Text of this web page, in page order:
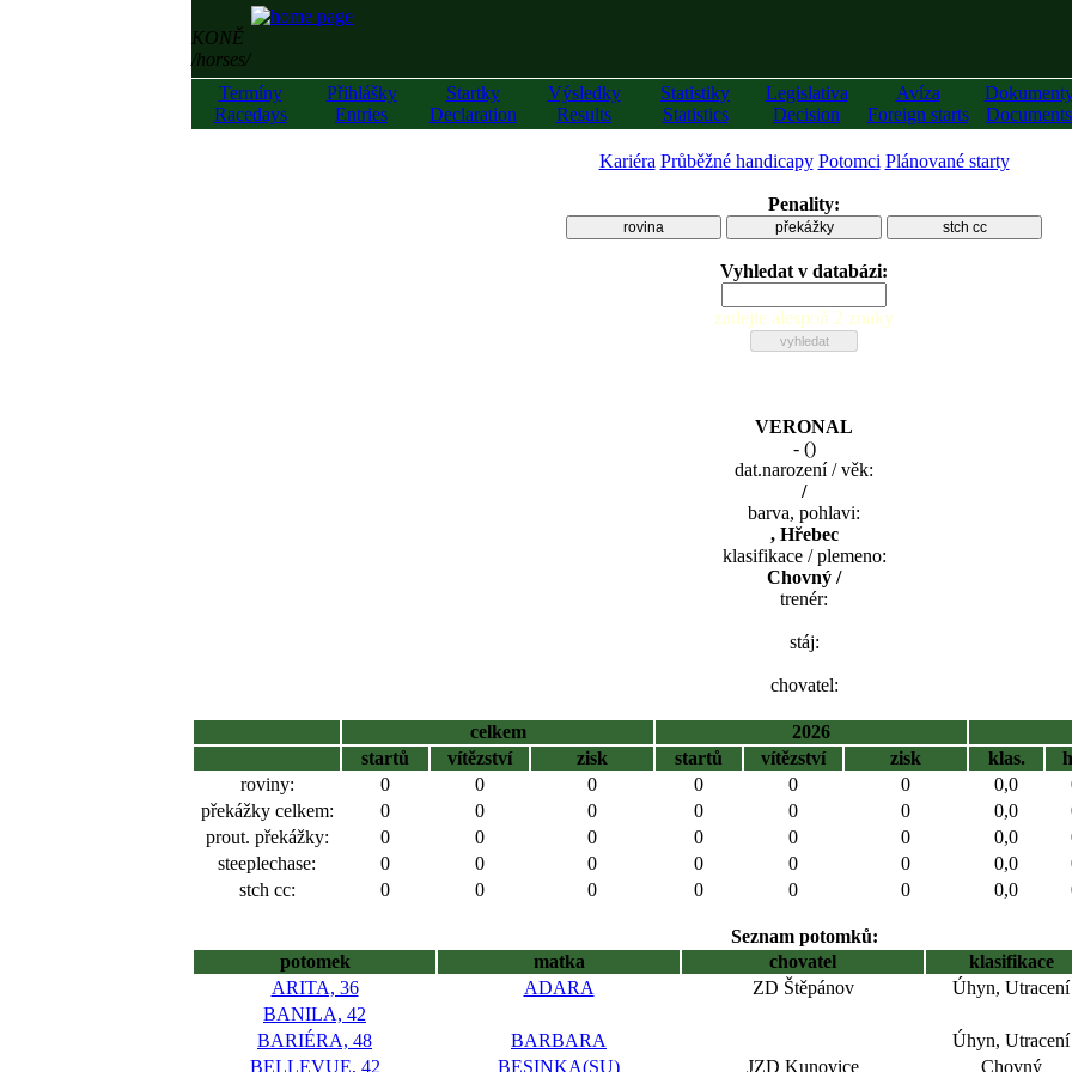
KONĚ
/horses/
Termíny
Racedays
Přihlášky
Entries
Startky
Declaration
Výsledky
Results
Statistiky
Statistics
Legislativa
Decision
Avíza
Foreign starts
Documents
Kariéra Průběžné handicapy Potomci Plánované starty
Penality:
rovina překážky stch cc
Vyhledat v databázi:
zadejte alespoň 2 znaky
VERONAL
-()
dat.narození / věk:
/
barva, pohlavi:
, Hřebec
klasifikace / plemeno:
Chovný /
trenér:
stáj:
chovatel:
celkem
2026
startů
vítězství zisk startů vítězství zisk klas.
roviny:
0 0 0 0 0 0 0,0
překážky celkem:
0 0 0 0 0 0 0,0
prout. překážky:
0 0 0 0 0 0 0,0
steeplechase:
0 0 0 0 0 0 0,0
stch cc:
0 0 0 0 0 0 0,0
Seznam potomků:
potomek
matka chovatel
klasifikace
ARITA, 36
ADARA ZD Štěpánov
Úhyn, Utracení
BANILA, 42
BARIÉRA, 48
BARBARA
Úhyn, Utracení
BELLEVUE, 42
BESINKA(SU) JZD Kunovice
Chovný